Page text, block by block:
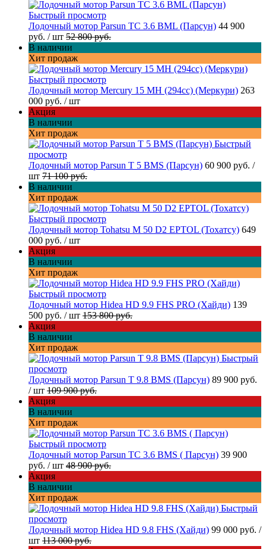
Быстрый просмотр
Лодочный мотор Parsun TC 3.6 BML (Парсун) 44 900
руб. / шт 52 800 руб.
В наличии
Хит продаж
Быстрый просмотр
Лодочный мотор Mercury 15 MH (294cc) (Меркури) 263
000 руб. / шт
Акция
В наличии
Хит продаж
Быстрый
просмотр
Лодочный мотор Parsun T 5 BMS (Парсун) 60 900 руб. /
шт 71 100 руб.
В наличии
Хит продаж
Быстрый просмотр
Лодочный мотор Tohatsu M 50 D2 EPTOL (Тохатсу) 649
000 руб. / шт
Акция
В наличии
Хит продаж
Быстрый просмотр
Лодочный мотор Hidea HD 9.9 FHS PRO (Хайди) 139
500 руб. / шт 153 800 руб.
Акция
В наличии
Хит продаж
Быстрый
просмотр
Лодочный мотор Parsun T 9.8 BMS (Парсун) 89 900 руб.
/ шт 109 900 руб.
Акция
В наличии
Хит продаж
Быстрый просмотр
Лодочный мотор Parsun TC 3.6 BMS ( Парсун) 39 900
руб. / шт 48 900 руб.
Акция
В наличии
Хит продаж
Быстрый
просмотр
Лодочный мотор Hidea HD 9.8 FHS (Хайди) 99 000 руб. /
шт 113 000 руб.